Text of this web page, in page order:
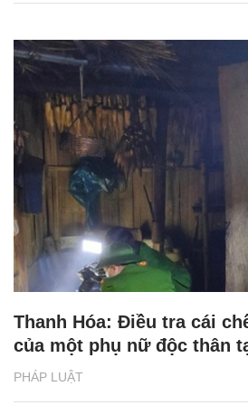
PHÁP LUẬT
Thanh Hóa: Điều tra cái
của một phụ nữ độc thân